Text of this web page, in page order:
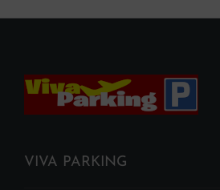
VIVA PARKING